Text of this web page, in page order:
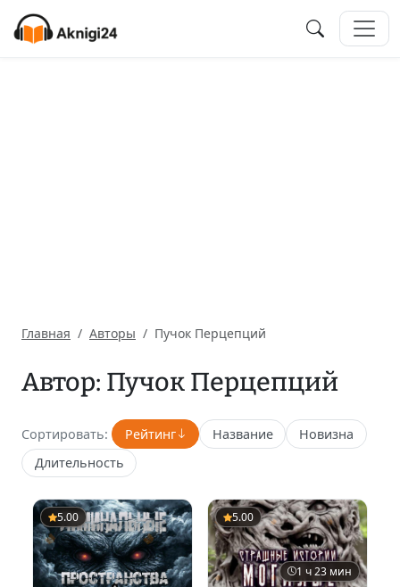
Главная Авторы Пучок Перцепций
Автор: Пучок Перцепций
Сортировать: Рейтинг Название
Новизна
Длительность
5.00 5.00
1 ч 23 мин